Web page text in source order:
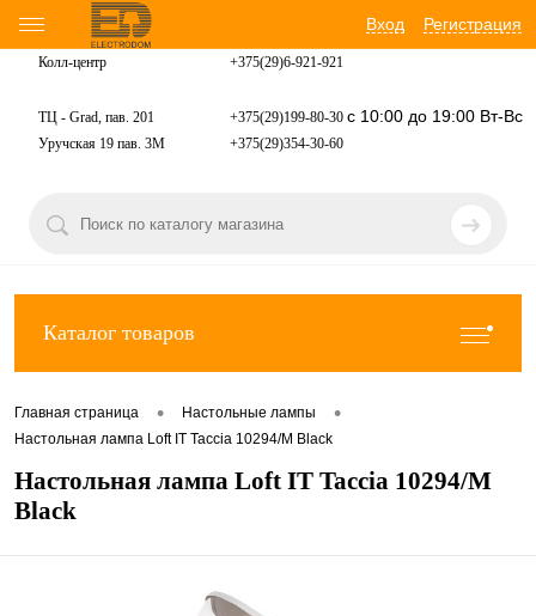
Вход Регистрация
Колл-центр +375(29)6-921-921
ТЦ - Grad, пав. 201 +375(29)199-80-30 с 10:00 до 19:00 Вт-Вс
Уручская 19 пав. 3М +375(29)354-30-60
Каталог товаров
Главная страница • Настольные лампы •
Настольная лампа Loft IT Taccia 10294/M Black
Настольная лампа Loft IT Taccia 10294/M
Black